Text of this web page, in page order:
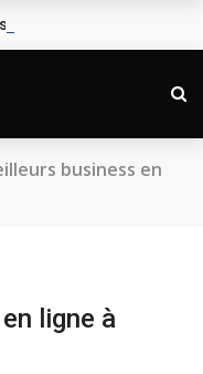
sa visibilité dans les IA
business en
ligne à